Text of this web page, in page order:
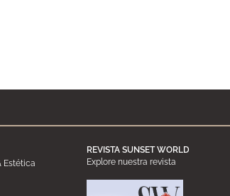
Estética
REVISTA SUNSET WORLD
Explore nuestra revista